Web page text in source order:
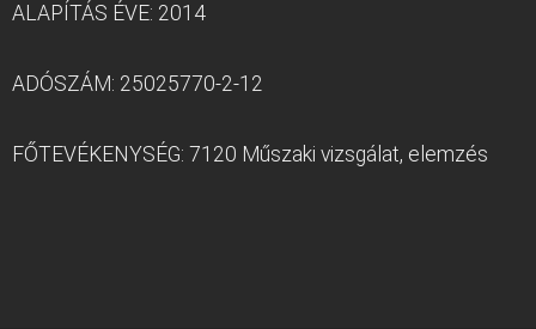
ALAPÍTÁS ÉVE: 2014
ADÓSZÁM: 25025770-2-12
FŐTEVÉKENYSÉG: 7120 Műszaki vizsgálat, elemzés